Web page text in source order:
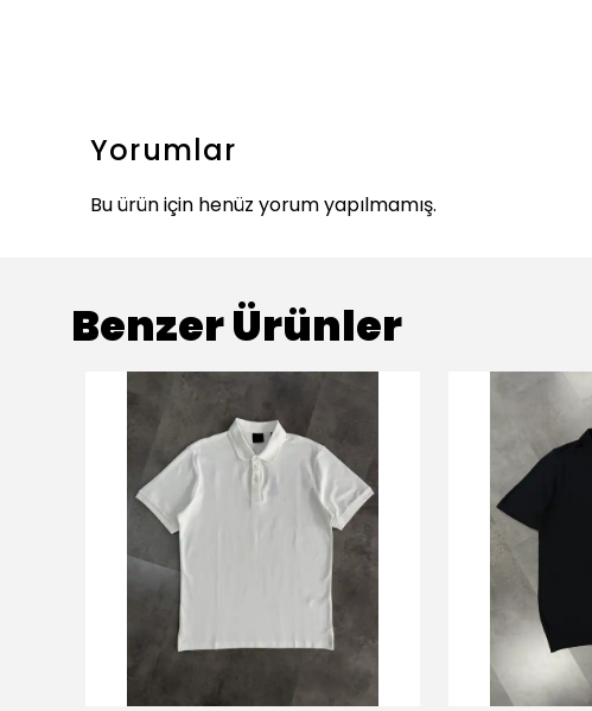
Yorumlar
Bu ürün için henüz yorum yapılmamış.
Benzer Ürünler